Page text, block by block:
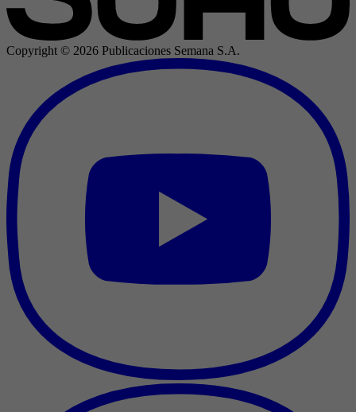
Copyright © 2026 Publicaciones Semana S.A.